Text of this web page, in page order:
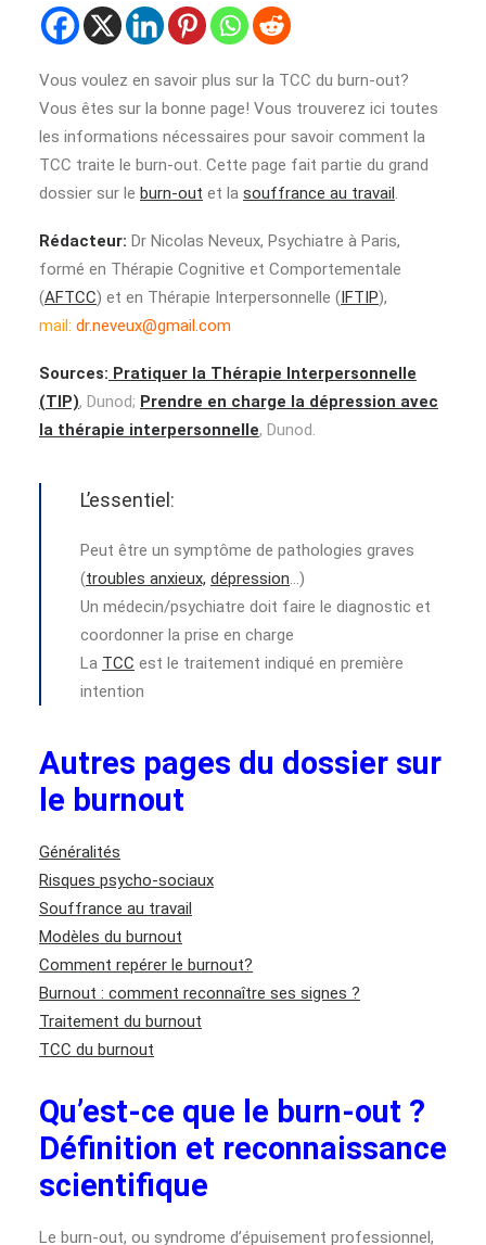
Vous voulez en savoir plus sur la TCC du burn-out?
Vous êtes sur la bonne page! Vous trouverez ici toutes
les informations nécessaires pour savoir comment la
TCC traite le burn-out. Cette page fait partie du grand
dossier sur le burn-out et la souffrance au travail.
Rédacteur: Dr Nicolas Neveux, Psychiatre à Paris,
formé en Thérapie Cognitive et Comportementale
(AFTCC) et en Thérapie Interpersonnelle (IFTIP),
mail: dr.neveux@gmail.com
Sources: Pratiquer la Thérapie Interpersonnelle
(TIP), Dunod; Prendre en charge la dépression avec
la thérapie interpersonnelle, Dunod.
L’essentiel:
Peut être un symptôme de pathologies graves
(troubles anxieux, dépression…)
Un médecin/psychiatre doit faire le diagnostic et
coordonner la prise en charge
La TCC est le traitement indiqué en première
intention
Autres pages du dossier sur
le burnout
Généralités
Risques psycho-sociaux
Souffrance au travail
Modèles du burnout
Comment repérer le burnout?
Burnout : comment reconnaître ses signes ?
Traitement du burnout
TCC du burnout
Qu’est-ce que le burn-out ?
Définition et reconnaissance
scientifique
Le burn-out, ou syndrome d’épuisement professionnel,